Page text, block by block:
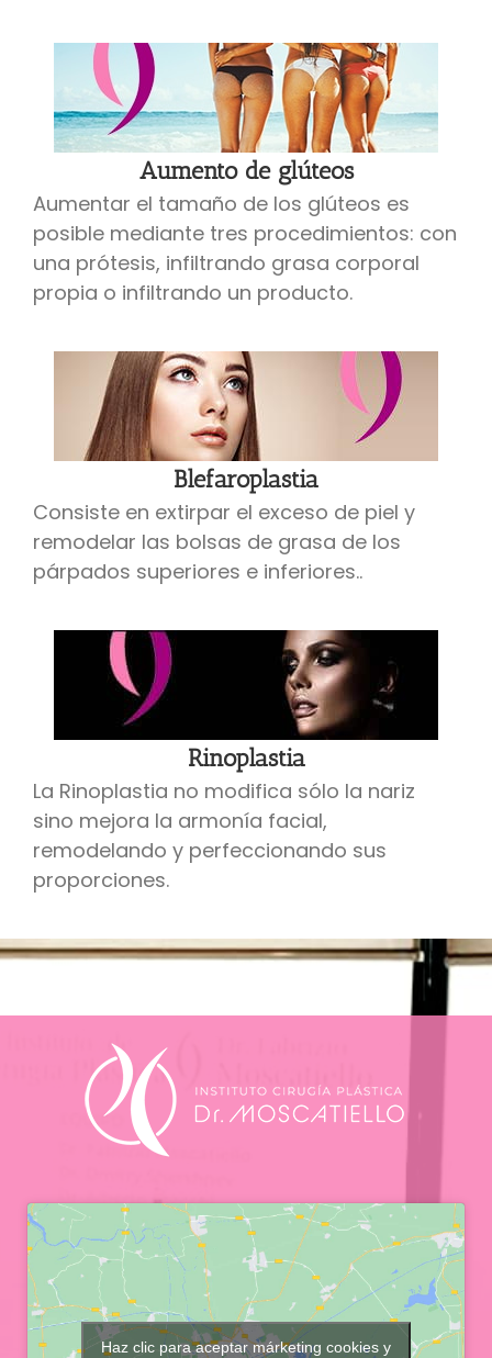
Aumento de glúteos
Aumentar el tamaño de los glúteos es
posible mediante tres procedimientos: con
una prótesis, infiltrando grasa corporal
propia o infiltrando un producto.
Blefaroplastia
Consiste en extirpar el exceso de piel y
remodelar las bolsas de grasa de los
párpados superiores e inferiores..
Rinoplastia
La Rinoplastia no modifica sólo la nariz
sino mejora la armonía facial,
remodelando y perfeccionando sus
proporciones.
Haz clic para aceptar márketing cookies y